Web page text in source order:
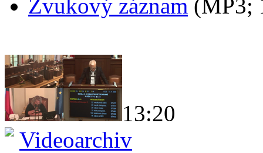
Zvukový záznam (MP3;
13:20
Videoarchiv